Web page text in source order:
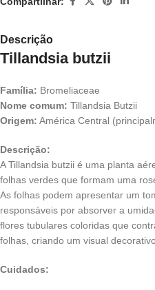
Descrição
Tillandsia butzii
Família: Bromeliaceae
Nome comum: Tillandsia Butzii
Origem: América Central
Descrição:
A Tillandsia butzii é uma planta
folhas verdes que formam uma
As folhas podem apresentar um
responsáveis por absorver a
flores tubulares coloridas que
folhas, criando um visual
Cuidados: